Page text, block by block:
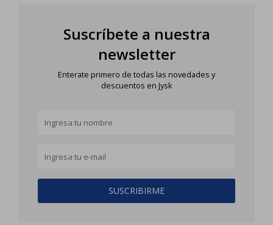
Suscríbete a nuestra
newsletter
Enterate primero de todas las novedades y
descuentos en Jysk
SUSCRIBIRME